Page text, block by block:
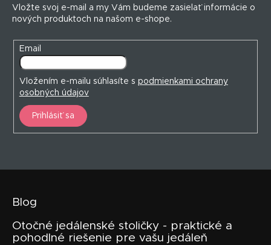
Vložte svoj e-mail a my Vám budeme zasielať informácie o
nových produktoch na našom e-shope.
Email
Vložením e-mailu súhlasíte s podmienkami ochrany
osobných údajov
Prihlásiť sa
Blog
Otočné jedálenské stoličky - praktické a
pohodlné riešenie pre vašu jedáleň